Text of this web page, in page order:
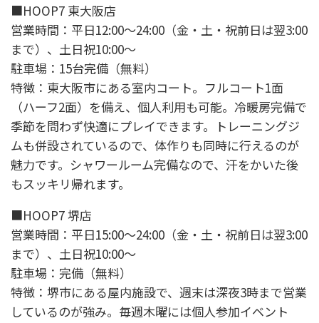
■HOOP7 東大阪店
営業時間：平日12:00～24:00（金・土・祝前日は翌3:00
まで）、土日祝10:00～
駐車場：15台完備（無料）
特徴：東大阪市にある室内コート。フルコート1面
（ハーフ2面）を備え、個人利用も可能。冷暖房完備で
季節を問わず快適にプレイできます。トレーニングジ
ムも併設されているので、体作りも同時に行えるのが
魅力です。シャワールーム完備なので、汗をかいた後
もスッキリ帰れます。
■HOOP7 堺店
営業時間：平日15:00～24:00（金・土・祝前日は翌3:00
まで）、土日祝10:00～
駐車場：完備（無料）
特徴：堺市にある屋内施設で、週末は深夜3時まで営業
しているのが強み。毎週木曜には個人参加イベント